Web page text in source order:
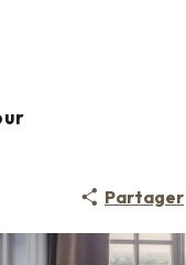
Partager